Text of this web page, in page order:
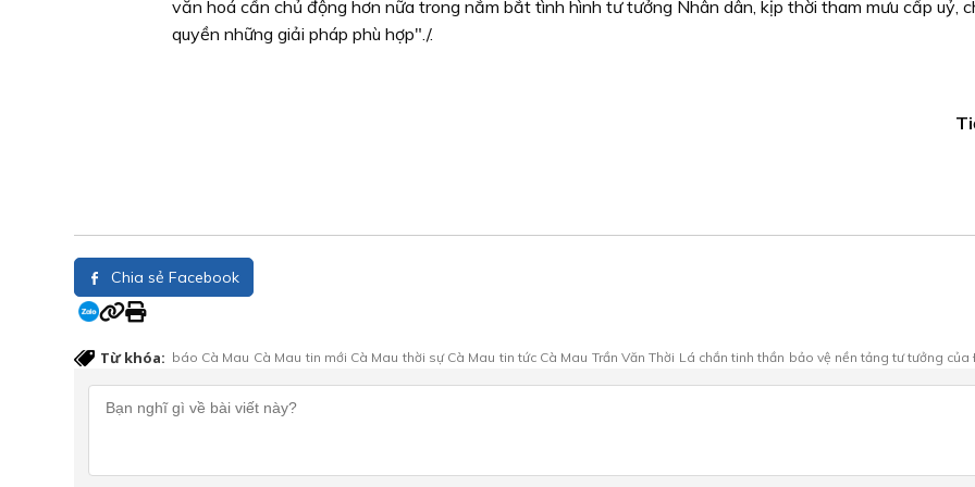
văn hoá cần chủ động hơn nữa trong nắm bắt tình hình tư tưởng Nhân dân, kịp thời tham mưu cấp uỷ,
quyền những giải pháp phù hợp"./.
Chia sẻ Facebook
Từ khóa: báo Cà Mau Cà Mau tin mới Cà Mau thời sự Cà Mau tin tức Cà Mau Trần Văn Thời Lá chắn tinh thần bảo vệ nền tảng tư tưởng của